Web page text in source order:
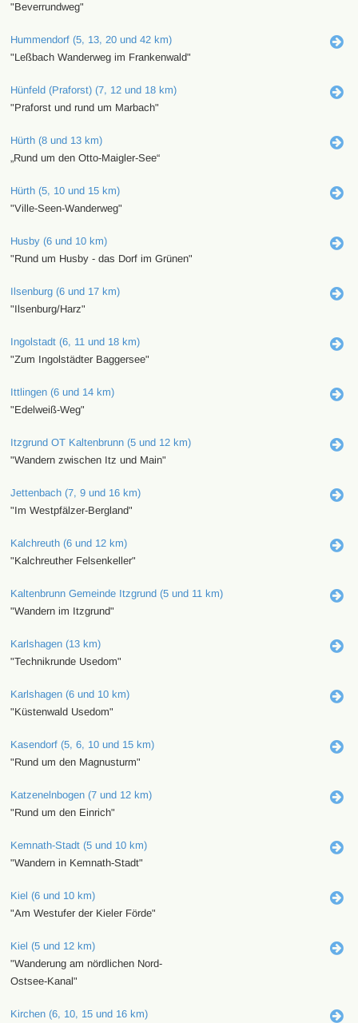
"Beverrundweg"
Hummendorf (5, 13, 20 und 42 km)
"Leßbach Wanderweg im Frankenwald"
Hünfeld (Praforst) (7, 12 und 18 km)
"Praforst und rund um Marbach"
Hürth (8 und 13 km)
„Rund um den Otto-Maigler-See“
Hürth (5, 10 und 15 km)
"Ville-Seen-Wanderweg"
Husby (6 und 10 km)
"Rund um Husby - das Dorf im Grünen"
Ilsenburg (6 und 17 km)
"Ilsenburg/Harz"
Ingolstadt (6, 11 und 18 km)
"Zum Ingolstädter Baggersee"
Ittlingen (6 und 14 km)
"Edelweiß-Weg"
Itzgrund OT Kaltenbrunn (5 und 12 km)
"Wandern zwischen Itz und Main"
Jettenbach (7, 9 und 16 km)
"Im Westpfälzer-Bergland"
Kalchreuth (6 und 12 km)
"Kalchreuther Felsenkeller"
Kaltenbrunn Gemeinde Itzgrund (5 und 11 km)
"Wandern im Itzgrund"
Karlshagen (13 km)
"Technikrunde Usedom"
Karlshagen (6 und 10 km)
"Küstenwald Usedom"
Kasendorf (5, 6, 10 und 15 km)
"Rund um den Magnusturm"
Katzenelnbogen (7 und 12 km)
"Rund um den Einrich"
Kemnath-Stadt (5 und 10 km)
"Wandern in Kemnath-Stadt"
Kiel (6 und 10 km)
"Am Westufer der Kieler Förde"
Kiel (5 und 12 km)
"Wanderung am nördlichen Nord-
Ostsee-Kanal"
Kirchen (6, 10, 15 und 16 km)